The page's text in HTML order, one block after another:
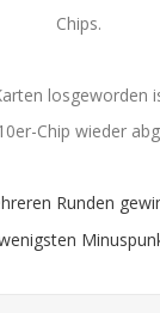
Chips.
losgeworden
Chip wieder
Runden